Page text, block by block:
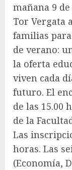
mañana 9
Tor Vergata
familias
de verano:
la oferta
viven cada
futuro. El
de las 15.00
de la
Las
horas. Las
(Economía,